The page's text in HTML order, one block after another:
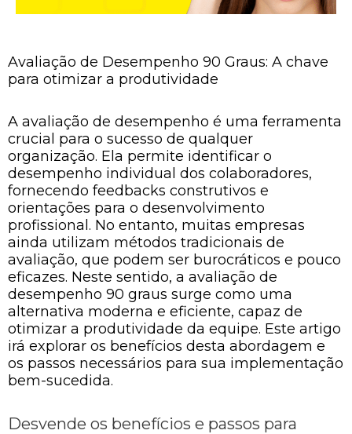
Avaliação de Desempenho 90 Graus: A chave
para otimizar a produtividade
A avaliação de desempenho é uma ferramenta
crucial para o sucesso de qualquer
organização. Ela permite identificar o
desempenho individual dos colaboradores,
fornecendo feedbacks construtivos e
orientações para o desenvolvimento
profissional. No entanto, muitas empresas
ainda utilizam métodos tradicionais de
avaliação, que podem ser burocráticos e pouco
eficazes. Neste sentido, a avaliação de
desempenho 90 graus surge como uma
alternativa moderna e eficiente, capaz de
otimizar a produtividade da equipe. Este artigo
irá explorar os benefícios desta abordagem e
os passos necessários para sua implementação
bem-sucedida.
Desvende os benefícios e passos para